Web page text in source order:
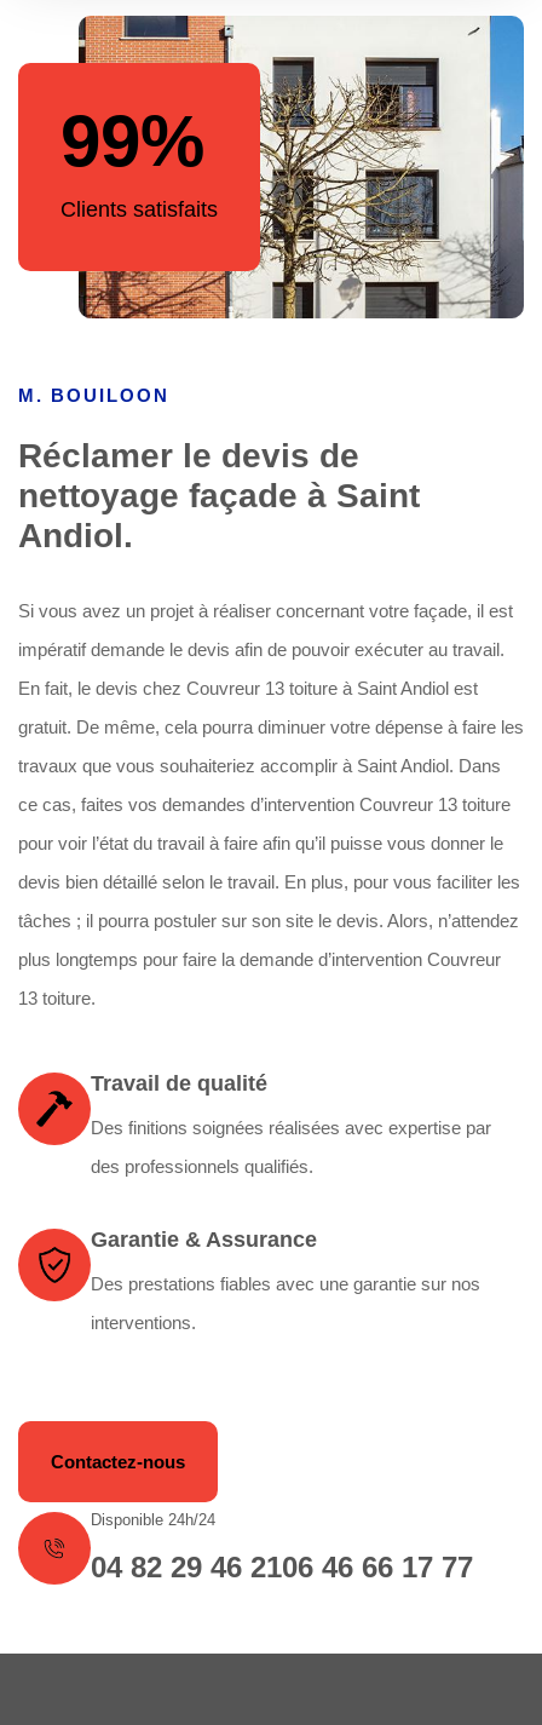
99%
Clients satisfaits
M. BOUILOON
Réclamer le devis de
nettoyage façade à Saint
Andiol.
Si vous avez un projet à réaliser concernant votre façade, il est
impératif demande le devis afin de pouvoir exécuter au travail.
En fait, le devis chez Couvreur 13 toiture à Saint Andiol est
gratuit. De même, cela pourra diminuer votre dépense à faire les
travaux que vous souhaiteriez accomplir à Saint Andiol. Dans
ce cas, faites vos demandes d’intervention Couvreur 13 toiture
pour voir l’état du travail à faire afin qu’il puisse vous donner le
devis bien détaillé selon le travail. En plus, pour vous faciliter les
tâches ; il pourra postuler sur son site le devis. Alors, n’attendez
plus longtemps pour faire la demande d’intervention Couvreur
13 toiture.
Travail de qualité
Des finitions soignées réalisées avec expertise par
des professionnels qualifiés.
Garantie & Assurance
Des prestations fiables avec une garantie sur nos
interventions.
Contactez-nous
Disponible 24h/24
04 82 29 46 2106 46 66 17 77